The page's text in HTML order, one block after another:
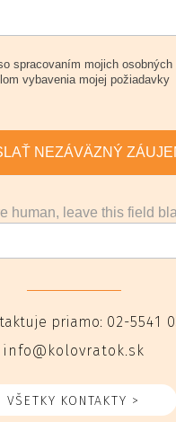
spracovaním mojich osobných
vybavenia mojej požiadavky
NEZÁVÄZNÝ
human, leave this field
priamo: 02-5541
info@kolovratok.sk
VŠETKY KONTAKTY >